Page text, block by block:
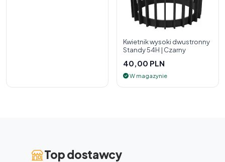
Kwietnik wysoki dwustronny
Standy 54H | Czarny
40,00 PLN
W magazynie
Top dostawcy